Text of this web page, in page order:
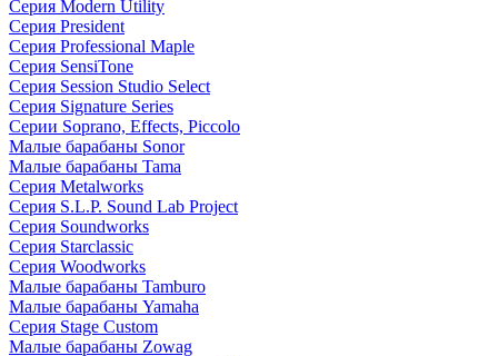
Серия Modern Utility
Серия President
Серия Professional Maple
Серия SensiTone
Серия Session Studio Select
Серия Signature Series
Серии Soprano, Effects, Piccolo
Малые барабаны Sonor
Малые барабаны Tama
Серия Metalworks
Серия S.L.P. Sound Lab Project
Серия Soundworks
Серия Starclassic
Серия Woodworks
Малые барабаны Tamburo
Малые барабаны Yamaha
Серия Stage Custom
Малые барабаны Zowag